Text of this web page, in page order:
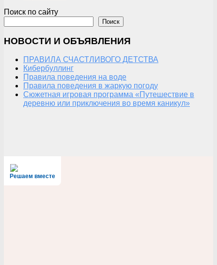
Поиск по сайту
Поиск
НОВОСТИ И ОБЪЯВЛЕНИЯ
ПРАВИЛА СЧАСТЛИВОГО ДЕТСТВА
Кибербуллинг
Правила поведения на воде
Правила поведения в жаркую погоду
Сюжетная игровая программа «Путешествие в
деревню или приключения во время каникул»
Решаем вместе